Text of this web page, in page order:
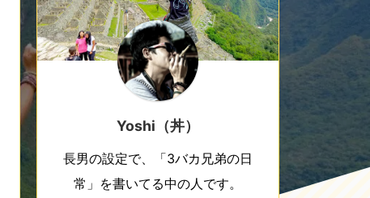
Yoshi（丼）
長男の設定で、「3バカ兄弟の日
常」を書いてる中の人です。